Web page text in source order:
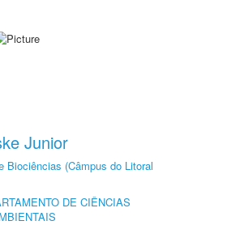
Junior
Biociências (Câmpus do Litoral
DE CIÊNCIAS